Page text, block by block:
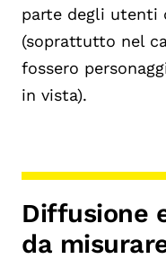
parte degli utenti
(soprattutto nel
fossero
in vista).
Diffusione
da